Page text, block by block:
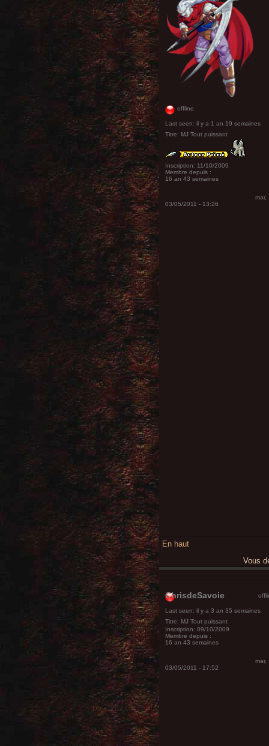
offline
Last seen: il y a 1 an 19 semaines
Titre: MJ Tout puissant
Inscription: 11/10/2009
Membre depuis :
16 an 43 semaines
mar,
03/05/2011 - 13:26
En haut
Vous
ChrisdeSavoie
Last seen: il y a 3 an 35 semaines
Titre: MJ Tout puissant
Inscription: 09/10/2009
Membre depuis :
16 an 43 semaines
mar,
03/05/2011 - 17:52